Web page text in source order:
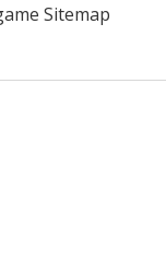
Sitemap